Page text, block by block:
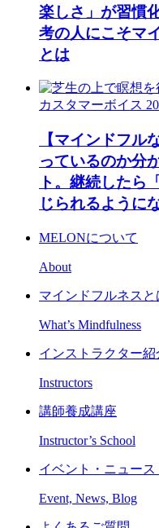
楽しさ」が習慣
考の人にこそマ
とは
カスタマーボイス
【マインドフル
っているのか分
ト。継続したら
じられるように
MELONについて
About
マインドフルネスと
What’s Mindfulness
インストラクター紹
Instructors
講師養成講座
Instructor’s School
イベント・ニュー
Event, News, Blog